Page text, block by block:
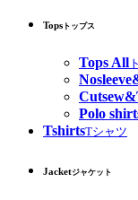
Tops トップス
Tops All
Polo
TshirtsTシャツ
Jacketジャケット